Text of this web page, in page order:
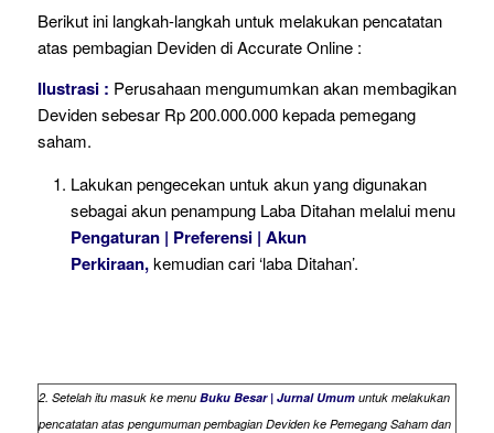
Berikut ini langkah-langkah untuk melakukan pencatatan
atas pembagian Deviden di Accurate Online :
Ilustrasi : Perusahaan mengumumkan akan membagikan
Deviden sebesar Rp 200.000.000 kepada pemegang
saham.
Lakukan pengecekan untuk akun yang digunakan
sebagai akun penampung Laba Ditahan melalui menu
Pengaturan | Preferensi | Akun
Perkiraan,kemudian cari ‘laba Ditahan’.
2. Setelah itu masuk ke menu Buku Besar | Jurnal Umum untuk melakukan
pencatatan atas pengumuman pembagian Deviden ke Pemegang Saham dan